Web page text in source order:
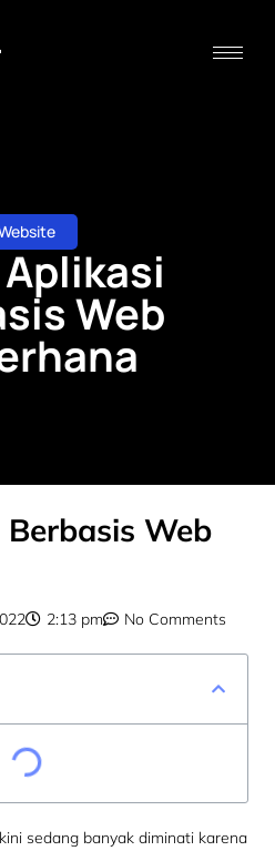
Web
Berbasis Web
2:13 pm No Comments
sedang banyak diminati karena